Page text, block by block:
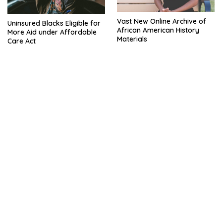
Uninsured Blacks Eligible for
More Aid under Affordable
Care Act
Vast New Online Archive of
African American History
Materials